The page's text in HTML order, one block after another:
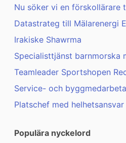
Nu söker vi en förskollärare
Datastrateg till Mälarenergi
Irakiske Shawrma
Specialisttjänst barnmorska
Teamleader Sportshopen
Service- och
Platschef med helhetsansvar
Populära nyckelord